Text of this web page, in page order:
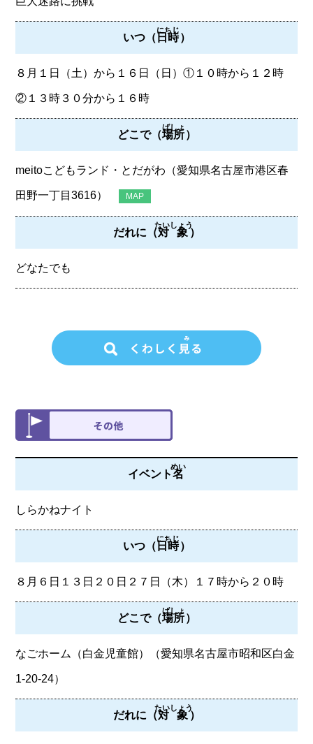
いつ（日時
にちじ
）
８月１日（土）から１６日（日）①１０時から１２時
②１３時３０分から１６時
どこで（場所
ばしょ
）
meitoこどもランド・とだがわ（愛知県名古屋市港区春
田野一丁目3616） MAP
だれに（対象
たいしょう
）
どなたでも
イベント名
めい
しらかねナイト
いつ（日時
にちじ
）
８月６日１３日２０日２７日（木）１７時から２０時
どこで（場所
ばしょ
）
なごホーム（白金児童館）（愛知県名古屋市昭和区白金
1-20-24）
だれに（対象
たいしょう
）